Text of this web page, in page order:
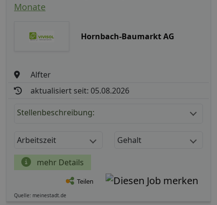
Monate
Hornbach-Baumarkt AG
Alfter
aktualisiert seit: 05.08.2026
Stellenbeschreibung:
Arbeitszeit Gehalt
mehr Details
Teilen
Quelle: meinestadt.de